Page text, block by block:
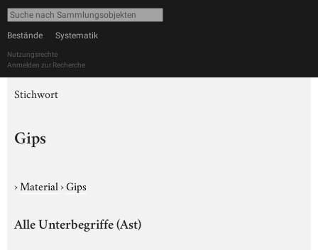
Bestände Systematik
Nutzungsrechte
Anmelden zur Recherche
Stichwort
Gips
›Material›Gips
Alle Unterbegriffe (Ast)